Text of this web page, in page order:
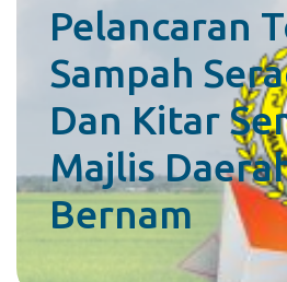
Pelancaran
Sampah
Dan Kitar
Majlis
Bernam